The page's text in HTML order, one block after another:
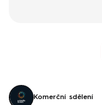
Komerční sdělení